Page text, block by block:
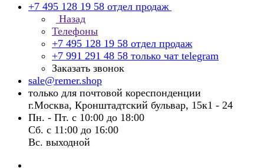
+7 495 128 19 58 отдел продаж
Назад
Телефоны
+7 495 128 19 58 отдел продаж
+7 991 291 48 58 только чат telegram
Заказать звонок
sale@remer.shop
только для почтовой кореспонденции
г.Москва, Кронштадтский бульвар, 15к1 - 24
Пн. - Пт. с 10:00 до 18:00
Сб. с 11:00 до 16:00
Вс. выходной